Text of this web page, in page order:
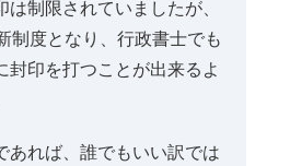
制限されていましたが、
制度となり、行政書士でも
封印を打つことが出来るよ
あれば、誰でもいい訳では